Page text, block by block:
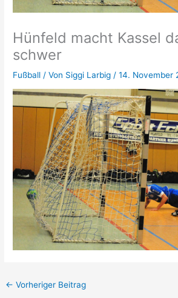
Hünfeld macht Kassel
schwer
Fußball / Von Siggi Larbig /14. November
← Vorheriger Beitrag